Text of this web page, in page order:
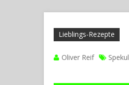
Lieblings-Rezepte
Oliver Reif